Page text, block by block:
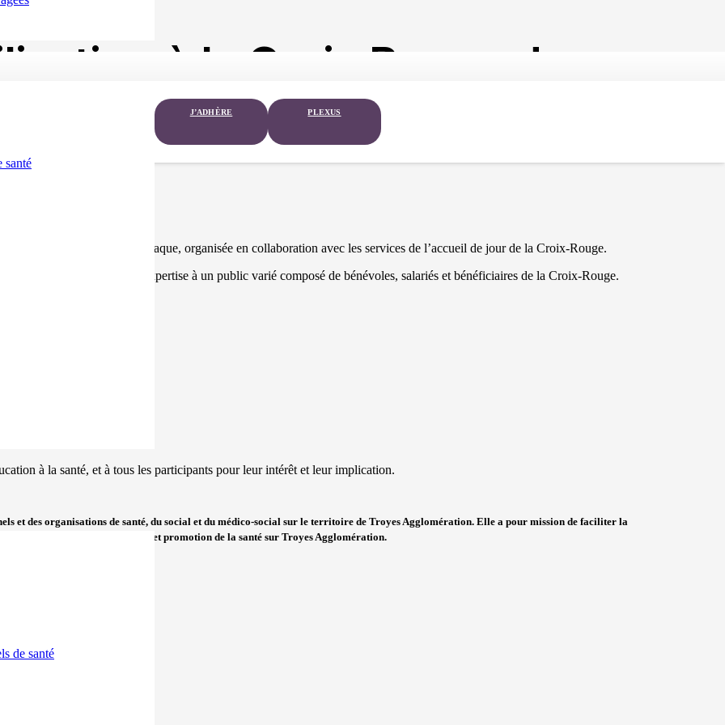
santé
de santé
J’ADHÈRE PLEXUS
à la Croix Rouge de
2024
sur l’insuffisance cardiaque, organisée en collaboration avec les services de l’accueil de jour de la Croix-Rouge.
transmettant son expertise à un public varié composé de bénévoles, salariés et bénéficiaires de la Croix-Rouge.
à la santé, et à tous les participants pour leur intérêt et leur implication.
à Reims
et des organisations de santé, du social et du médico-social sur le territoire de Troyes Agglomération. Elle a pour mission de faciliter la
santé publique, de prévention et promotion de la santé sur Troyes Agglomération.
de rendez-vous médicaux.